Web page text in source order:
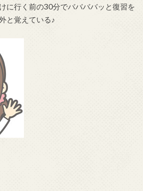
に行く前の30分でババババッと復習を
と覚えている♪